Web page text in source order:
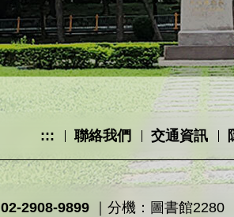
::: 聯絡我們 交通資訊
02-2908-9899｜分機：圖書館2280